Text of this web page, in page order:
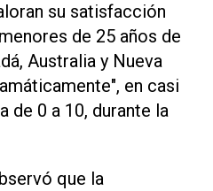
su satisfacción
de 25 ‌años de
Australia y Nueva
en casi
de 0 a 10, durante la
que la